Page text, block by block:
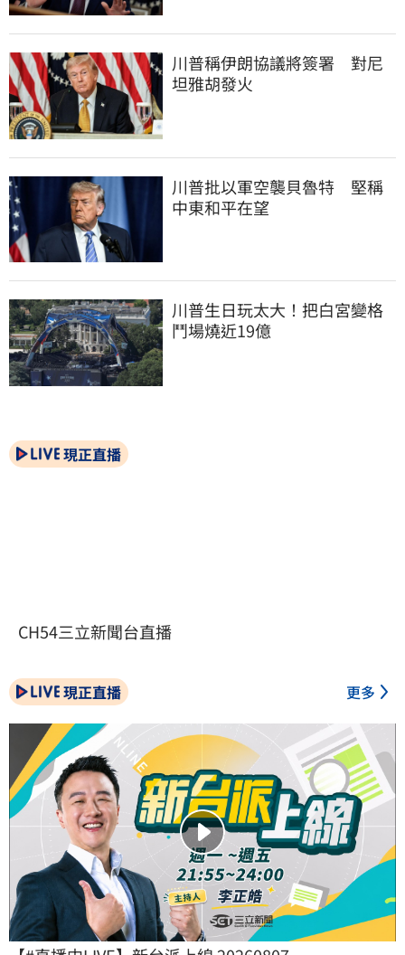
川普稱伊朗協議將簽署　對尼
坦雅胡發火
川普批以軍空襲貝魯特　堅稱
中東和平在望
川普生日玩太大！把白宮變格
鬥場燒近19億
現正直播
CH54三立新聞台直播
現正直播 更多